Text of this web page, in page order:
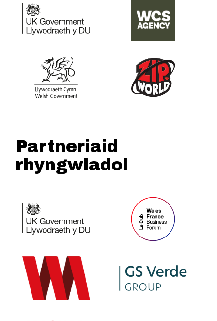
Partneriaid
rhyngwladol